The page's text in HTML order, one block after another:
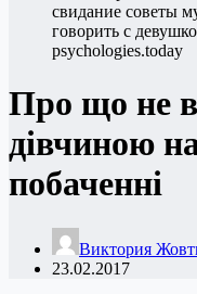
Про що не
дівчиною
побаченні
Виктория
23.02.2017